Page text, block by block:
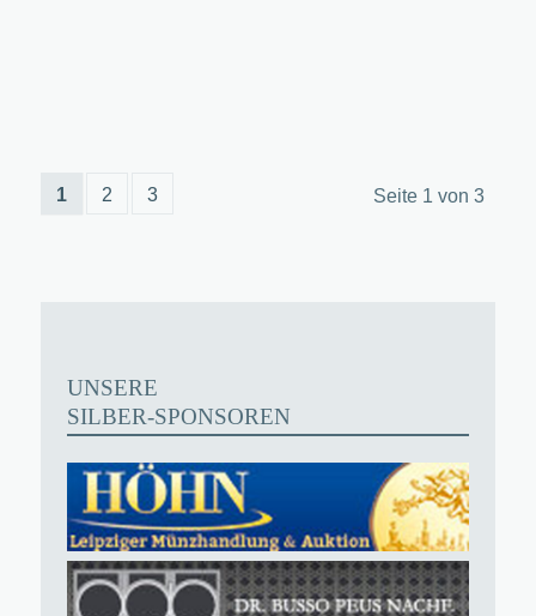
Seite 1 von 3
1 2 3
UNSERE
SILBER-SPONSOREN